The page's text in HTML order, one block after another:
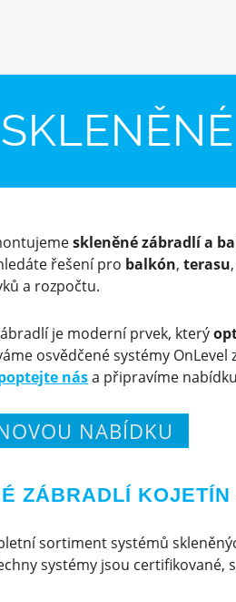
skleněné zábradlí a
řešení pro balkón,terasu
a rozpočtu.
je moderní prvek, který
osvědčené systémy
nása připravíme
NABÍDKU
ZÁBRADLÍ KOJETÍN
sortiment systémů
systémy jsou